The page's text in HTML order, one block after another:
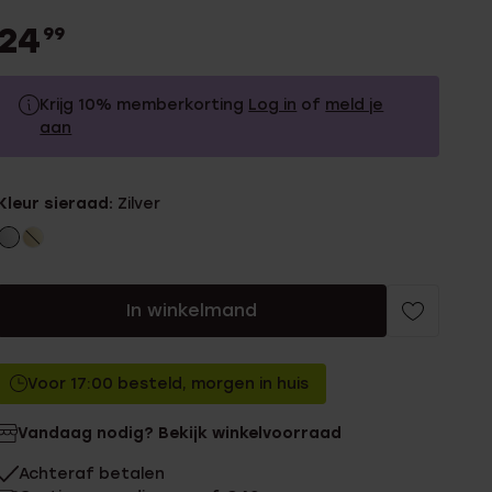
99
Krijg 10% memberkorting Log in of meld je
aan
Zonder memberkorting
sieraad: Zilver
In winkelmand
Voor 17:00 besteld, morgen in huis
Vandaag nodig? Bekijk winkelvoorraad
Achteraf betalen